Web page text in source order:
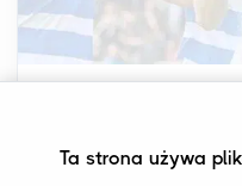
04-04-2025
sponsorem
Ta strona używa